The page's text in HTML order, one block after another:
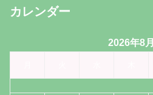
カレンダー
2026年8月